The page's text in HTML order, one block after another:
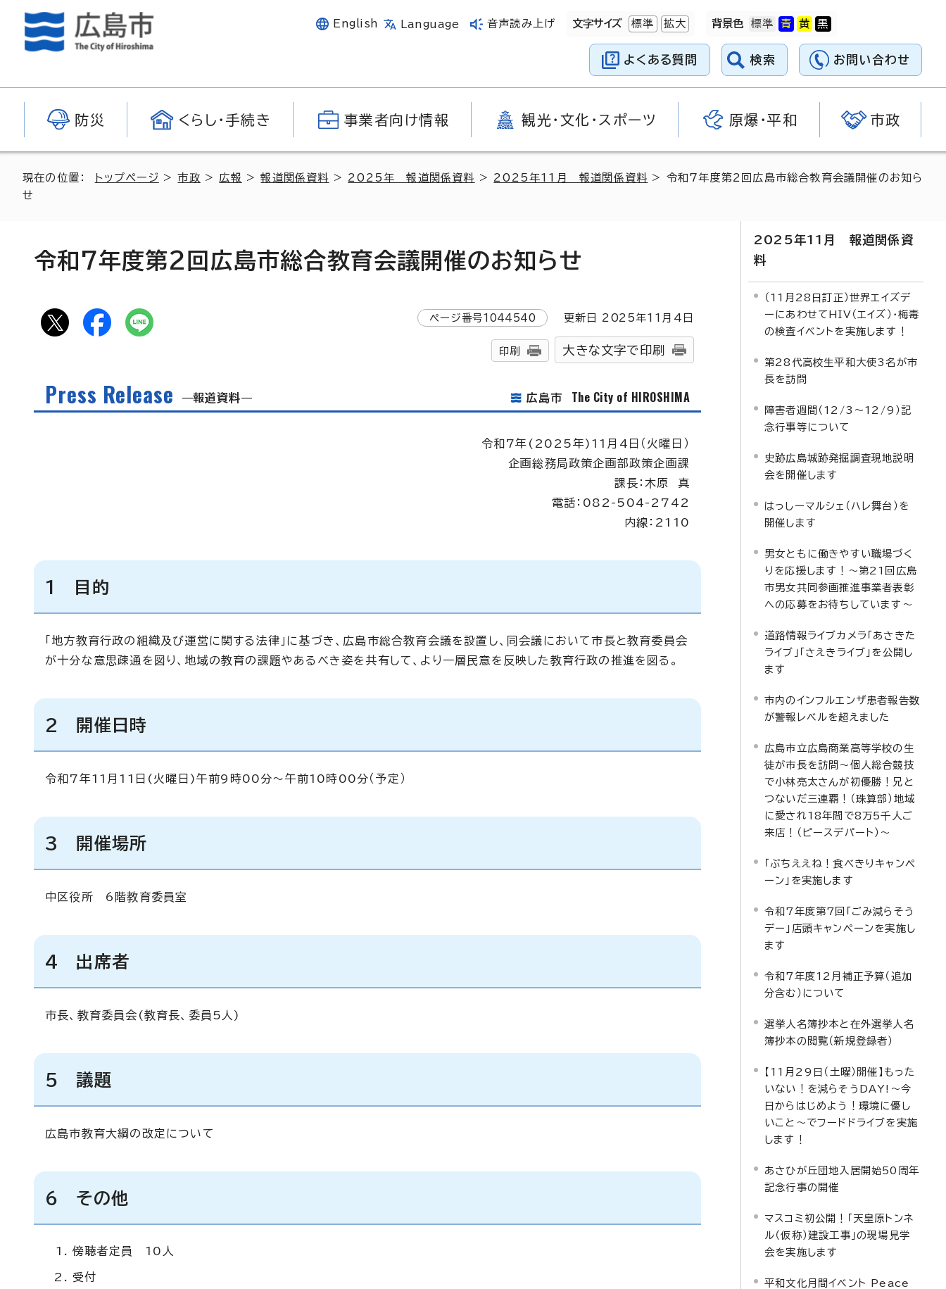
English Language 音声読み上げ 文字サイズ 標準 拡大 背景色
よくある質問 検索 お問い合わせ
防災 くらし・手続き 事業者向け情報 観光・文化・スポーツ 原爆・平和 市政
現在の位置： トップページ >市政 > 広報 >報道関係資料 > 2025年 報道関係資料 > 2025年11月 報道関係資料 > 令和7年度第2回広島市総合教育会議開催のお知ら
せ
令和7年度第2回広島市総合教育会議開催のお知らせ
ページ番号1044540 更新日 2025年11 月4日
印刷 大きな文字で印刷
Press Release 報道資料 広島市 The City of HIROSHIMA
令和7年(2025年)11月4日（火曜日）
企画総務局政策企画部政策企画課
課長：木原 真
電話：082-504-2742
内線：2110
1 目的
「地方教育行政の組織及び運営に関する法律」に基づき、広島市総合教育会議を設置し、同会議において市長と教育委員会
が十分な意思疎通を図り、地域の教育の課題やあるべき姿を共有して、より一層民意を反映した教育行政の推進を図る。
2 開催日時
令和7年11月11日(火曜日)午前9時00分～午前10時00分（予定）
3 開催場所
中区役所 6階教育委員室
4 出席者
市長、教育委員会(教育長、委員5人)
5 議題
広島市教育大綱の改定について
6 その他
傍聴者定員 10人
受付
2025年11月 報道関係資
料
（11月28日訂正）世界エイズデ
ーにあわせてHIV（エイズ）・梅毒
の検査イベントを実施します！
第28代高校生平和大使3名が市
長を訪問
障害者週間（12/3～12/9）記
念行事等について
史跡広島城跡発掘調査現地説明
会を開催します
はっしーマルシェ（ハレ舞台）を
開催します
男女ともに働きやすい職場づく
りを応援します！～第21回広島
市男女共同参画推進事業者表彰
への応募をお待ちしています～
道路情報ライブカメラ「あさきた
ライブ」「さえきライブ」を公開し
ます
市内のインフルエンザ患者報告数
が警報レベルを超えました
広島市立広島商業高等学校の生
徒が市長を訪問～個人総合競技
で小林亮太さんが初優勝！兄と
つないだ三連覇！（珠算部）地域
に愛され18年間で8万5千人ご
来店！（ピースデパート）～
「ぶちええね！食べきりキャンペ
ーン」を実施します
令和7年度第7回「ごみ減らそう
デー」店頭キャンペーンを実施し
ます
令和7年度12月補正予算（追加
分含む）について
選挙人名簿抄本と在外選挙人名
簿抄本の閲覧（新規登録者）
【11月29日（土曜）開催】もった
いない！を減らそうDAY!～今
日からはじめよう！環境に優し
いこと～でフードドライブを実施
します！
あさひが丘団地入居開始50周年
記念行事の開催
マスコミ初公開！「天皇原トンネ
ル（仮称）建設工事」の現場見学
会を実施します
平和文化月間イベント Peace